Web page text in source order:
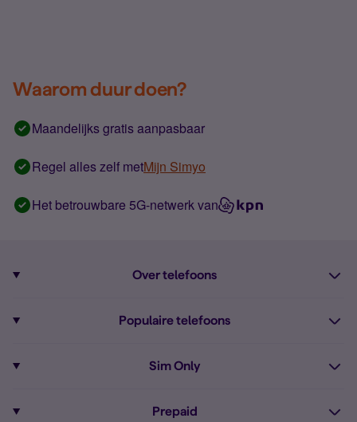
Waarom duur doen?
Maandelijks gratis aanpasbaar
Regel alles zelf metMijn Simyo
Het betrouwbare 5G-netwerk van
Over telefoons
Alle telefoons
Populaire telefoons
iPhone 16
Sim Only
Prepaid